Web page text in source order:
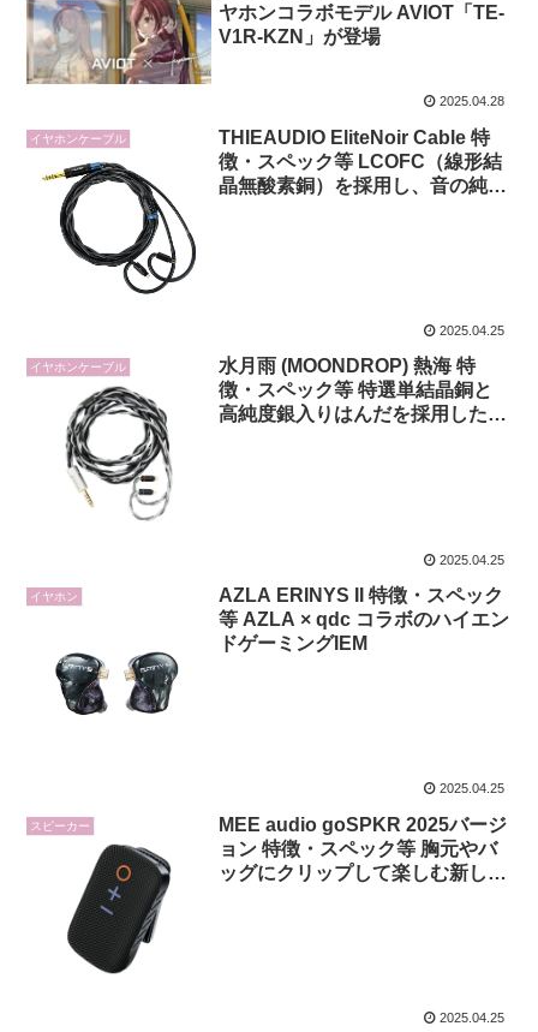
ヤホンコラボモデル AVIOT「TE-
V1R-KZN」が登場
2025.04.28
イヤホンケーブル
THIEAUDIO EliteNoir Cable 特
徴・スペック等 LCOFC（線形結
晶無酸素銅）を採用し、音の純度
2025.04.25
イヤホンケーブル
水月雨 (MOONDROP) 熱海 特
徴・スペック等 特選単結晶銅と
高純度銀入りはんだを採用したリ
2025.04.25
イヤホン
AZLA ERINYS II 特徴・スペック
等 AZLA × qdc コラボのハイエン
ドゲーミングIEM
2025.04.25
スピーカー
MEE audio goSPKR 2025バージ
ョン 特徴・スペック等 胸元やバ
ッグにクリップして楽しむ新しい
2025.04.25